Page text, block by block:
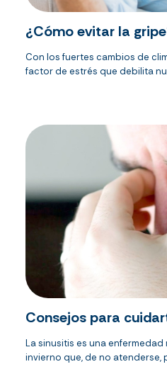
¿Cómo evitar la
Con los fuertes cambios de
factor de estrés que debilita
Consejos para
La sinusitis es una
invierno que, de no atenderse,